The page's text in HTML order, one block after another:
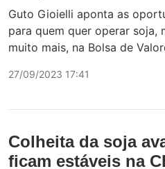
Guto Gioielli aponta as
para quem quer operar soja,
muito mais, na Bolsa de
27/09/2023 17:41
Colheita da soja
ficam estáveis na